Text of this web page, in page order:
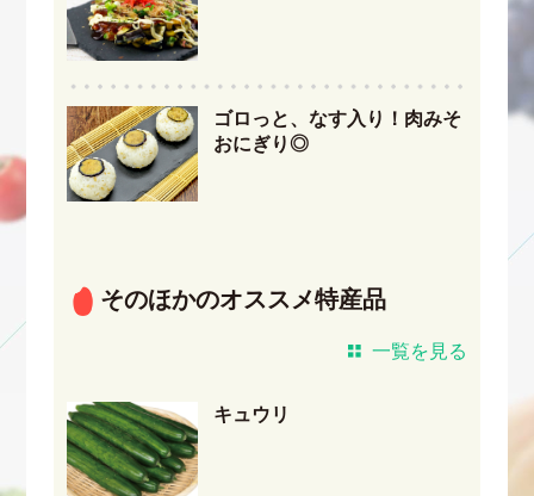
ゴロっと、なす入り！肉みそ
おにぎり◎
そのほかのオススメ特産品
一覧を見る
キュウリ